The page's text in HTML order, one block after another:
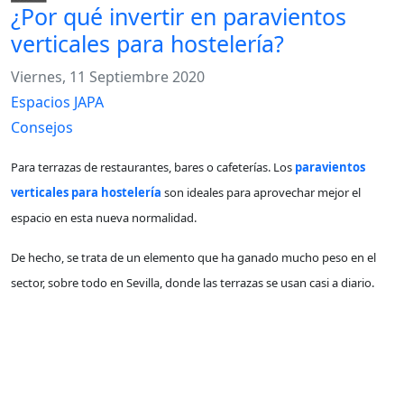
¿Por qué invertir en paravientos
verticales para hostelería?
Viernes, 11 Septiembre 2020
Espacios JAPA
Consejos
Para terrazas de restaurantes, bares o cafeterías. Los paravientos
verticales para hostelería son ideales para aprovechar mejor el
espacio en esta nueva normalidad.
De hecho, se trata de un elemento que ha ganado mucho peso en el
sector, sobre todo en Sevilla, donde las terrazas se usan casi a diario.